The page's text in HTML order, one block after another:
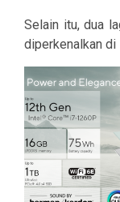
Selain itu, dua
diperkenalkan di